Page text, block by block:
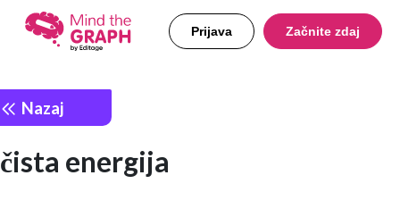
Prijava Začnite zdaj
Nazaj
čista energija